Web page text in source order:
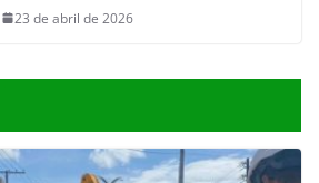
23 de abril de 2026